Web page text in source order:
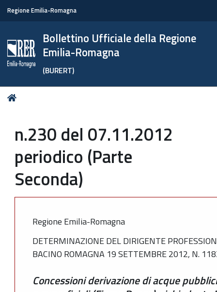
Regione Emilia-Romagna
Bollettino Ufficiale della Regione
Emilia-Romagna
(BURERT)
Tu
n.230 del 07.11.2012
periodico (Parte
Seconda)
Regione Emilia-Romagna
DETERMINAZIONE DEL DIRIGENTE
BACINO ROMAGNA 19 SETTEMBRE 2012, N.
Concessioni derivazione di acque